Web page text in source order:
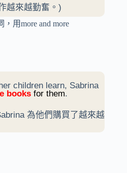
越來越勤奮。)
用more and more
children learn, Sabrina
books for them.
為他們購買了越來越